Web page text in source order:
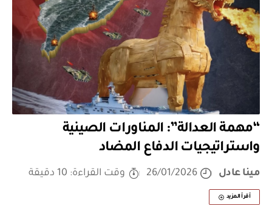
“مهمة العدالة”: المناورات الصينية
واستراتيجيات الدفاع المضاد
مينا عادل 26/01/2026 وقت القراءة: 10 دقيقة
أقرأ المزيد